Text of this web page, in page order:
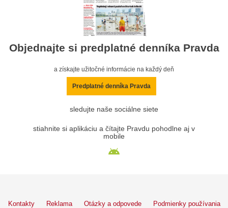
Objednajte si predplatné denníka Pravda
a získajte užitočné informácie na každý deň
Predplatné denníka Pravda
sledujte naše sociálne siete
stiahnite si aplikáciu a čítajte Pravdu pohodlne aj v
mobile
Kontakty Reklama Otázky a odpovede Podmienky používania